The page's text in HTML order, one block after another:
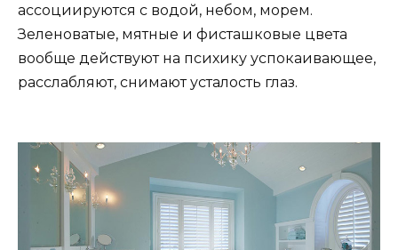
ассоциируются с водой, небом, морем.
Зеленоватые, мятные и фисташковые цвета
вообще действуют на психику успокаивающее,
расслабляют, снимают усталость глаз.